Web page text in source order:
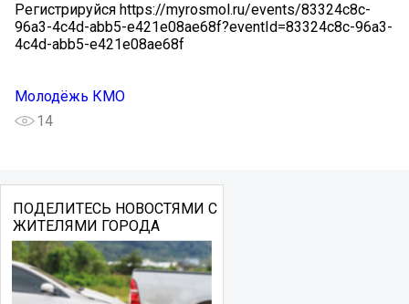
Регистрируйся https://myrosmol.ru/events/83324c8c-
96a3-4c4d-abb5-e421e08ae68f?eventId=83324c8c-96a3-
4c4d-abb5-e421e08ae68f
Молодёжь КМО
14
ПОДЕЛИТЕСЬ НОВОСТЯМИ С
ЖИТЕЛЯМИ ГОРОДА